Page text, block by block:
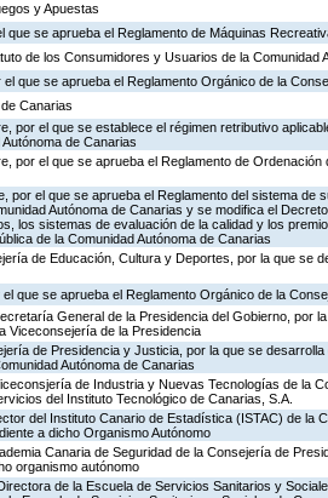
y Apuestas
que se aprueba el Reglamento de Máquinas
de los Consumidores y Usuarios de la Comunidad
el que se aprueba el Reglamento Orgánico de la
Canarias
por el que se establece el régimen retributivo
de Canarias
por el que se aprueba el Reglamento de
por el que se aprueba el Reglamento del sistema de
Autónoma de Canarias y se modifica el
los sistemas de evaluación de la calidad y los
de la Comunidad Autónoma de Canarias
de Educación, Cultura y Deportes, por la que se
que se aprueba el Reglamento Orgánico de la
General de la Presidencia del Gobierno, por
Viceconsejería de la Presidencia
de Presidencia y Justicia, por la que se
Autónoma de Canarias
de Industria y Nuevas Tecnologías de la
del Instituto Tecnológico de Canarias, S.A.
del Instituto Canario de Estadística (ISTAC) de la
a dicho Organismo Autónomo
Canaria de Seguridad de la Consejería de
organismo autónomo
de la Escuela de Servicios Sanitarios y